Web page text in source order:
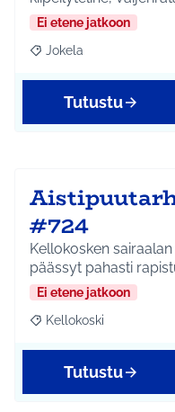
Ei etene jatkoon
Rajaa tulokset aihepiirin
Jokela
Tutustu
#724
Kellokosken
päässyt pahasti
Ei etene jatkoon
Rajaa tulokset aihepiirin
Kellokoski
Tutustu